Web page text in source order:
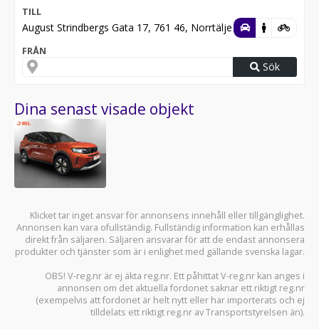
TILL
August Strindbergs Gata 17, 761 46, Norrtälje
FRÅN
Sök
Dina senast visade objekt
Klicket tar inget ansvar för annonsens innehåll eller tillgänglighet.
Annonsen kan vara ofullständig. Fullständig information kan erhållas
direkt från säljaren. Säljaren ansvarar för att de endast annonsera
produkter och tjänster som är i enlighet med gällande svenska lagar.
OBS! V-reg.nr är ej äkta reg.nr. Ett påhittat V-reg.nr kan anges i
annonsen om det aktuella fordonet saknar ett riktigt reg.nr
(exempelvis att fordonet är helt nytt eller har importerats och ej
tilldelats ett riktigt reg.nr av Transportstyrelsen än).